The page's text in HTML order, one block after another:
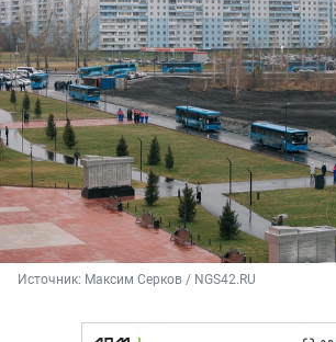
Источник: Максим Серков / NGS42.RU